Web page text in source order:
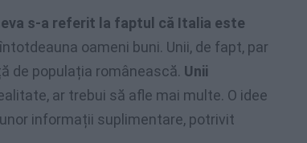
s-a referit la faptul că Italia este
oameni buni. Unii, de fapt, par
de populația românească. Unii
ar trebui să afle mai multe. O idee
informații suplimentare, potrivit